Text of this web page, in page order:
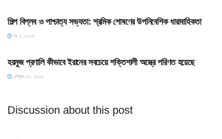
শিল্প বিপ্লব ও পাশ্চাত্য সভ্যতা: শ্রমিক শোষণের উপনিবেশিক ধারাবাহিকতা
মে ২, ২০২৬
হরমুজ প্রণালি কীভাবে ইরানের সবচেয়ে শক্তিশালী অস্ত্রে পরিণত হয়েছে
এপ্রিল ২০, ২০২৬
Discussion about this post